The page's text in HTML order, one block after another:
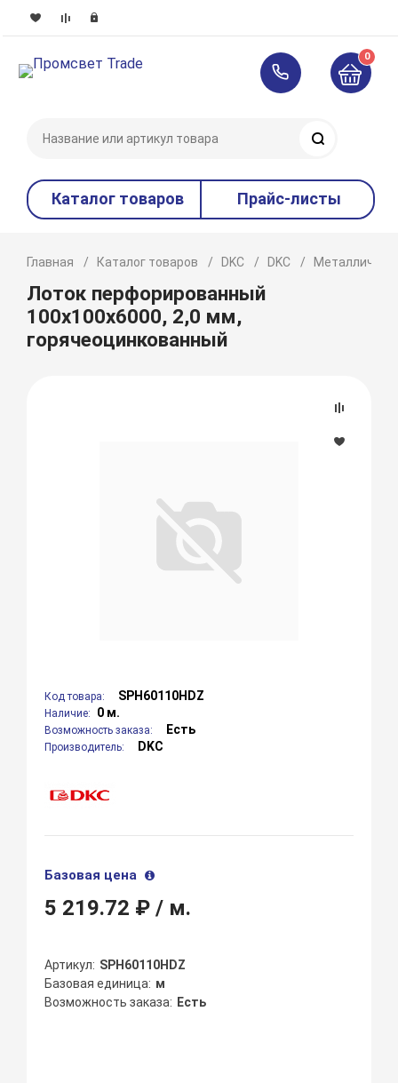
0
Каталог товаров Прайс-листы
Главная Каталог товаров DKC DKC
Лоток перфорированный
100х100х6000, 2,0 мм,
горячеоцинкованный
Код товара: SPH60110HDZ
Наличие: 0 м.
Возможность заказа: Есть
Производитель: DKC
Базовая цена
5 219.72 ₽/ м.
Артикул
SPH60110HDZ
Базовая единица м
Возможность заказа
Есть